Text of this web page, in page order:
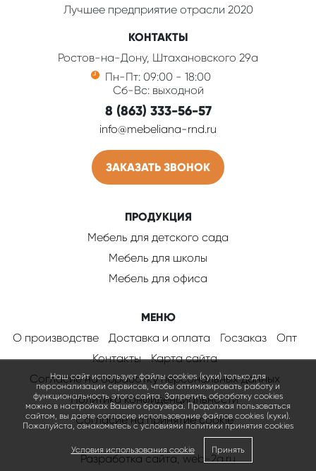
Лучшее предприятие отрасли 2020
КОНТАКТЫ
Ростов-на-Дону, Штахановского 29а
Пн-Пт: 09:00 - 18:00
Сб-Вс: выходной
8 (863) 333-56-57
info@mebeliana-rnd.ru
ЗАКАЗАТЬ ЗВОНОК
ПРОДУКЦИЯ
Мебель для детского сада
Мебель для школы
Мебель для офиса
МЕНЮ
О производстве
Доставка и оплата Госзаказ
Опт
Контакты
Карта сайта
Согласие на обработку персональных данных
Политика конфиденциальности
Соглаcие на принятие cookie
Разработка сайта, web-2a.ru
Наш сайт использует файлы cookies (куки) только для
персонализации сервисов, чтобы оптимизировать работу и
функциональность этого сайта. Запретить обработку cookies
можно в настройках Вашего браузера. Продолжая пользоваться
сайтом, вы даете согласие использование файлов cookies (куки).
Пожалуйста, ознакомьтесь с условиями политики принятия сookies
Условия использования cookie Принять